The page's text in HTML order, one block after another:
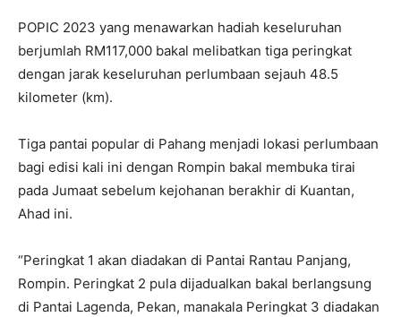
POPIC 2023 yang menawarkan hadiah keseluruhan
berjumlah RM117,000 bakal melibatkan tiga peringkat
dengan jarak keseluruhan perlumbaan sejauh 48.5
kilometer (km).
Tiga pantai popular di Pahang menjadi lokasi perlumbaan
bagi edisi kali ini dengan Rompin bakal membuka tirai
pada Jumaat sebelum kejohanan berakhir di Kuantan,
Ahad ini.
“Peringkat 1 akan diadakan di Pantai Rantau Panjang,
Rompin. Peringkat 2 pula dijadualkan bakal berlangsung
di Pantai Lagenda, Pekan, manakala Peringkat 3 diadakan